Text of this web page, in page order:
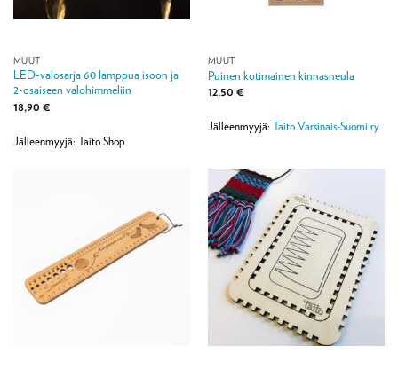
MUUT
LED-valosarja 60 lamppua isoon ja
2-osaiseen valohimmeliin
18,90 €
Jälleenmyyjä: Taito Shop
MUUT
Puinen kotimainen kinnasneula
12,50 €
Jälleenmyyjä: Taito Varsinais-Suomi ry